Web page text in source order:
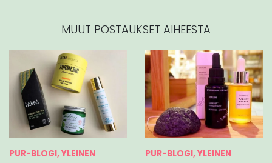
MUUT POSTAUKSET AIHEESTA
PUR-BLOGI, YLEINEN PUR-BLOGI, YLEINEN